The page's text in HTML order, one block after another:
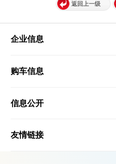
返回上一级
企业信息
购车信息
信息公开
友情链接